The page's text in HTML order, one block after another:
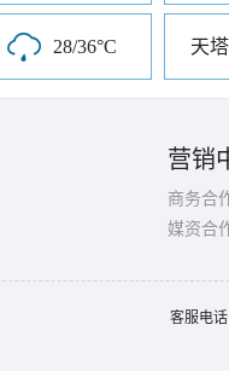
28/36°C 天
营销
商务合
媒资合
客服电